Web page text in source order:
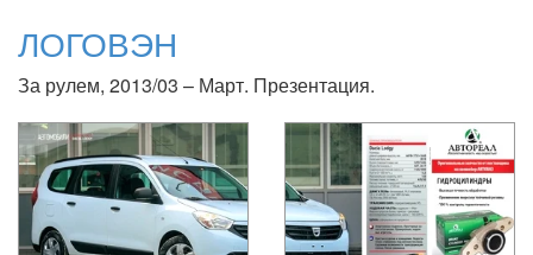
ЛОГОВЭН
За рулем, 2013/03 – Март. Презентация.